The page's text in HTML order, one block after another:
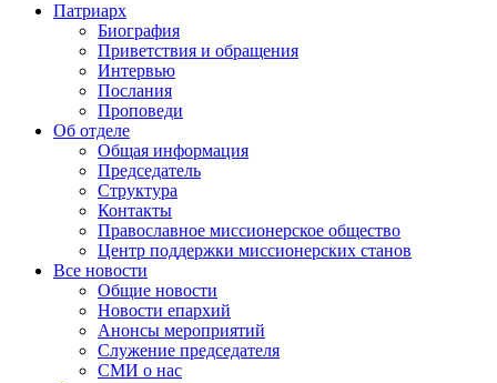
Патриарх
Биография
Приветствия и обращения
Интервью
Послания
Проповеди
Об отделе
Общая информация
Председатель
Структура
Контакты
Православное миссионерское общество
Центр поддержки миссионерских станов
Все новости
Общие новости
Новости епархий
Анонсы мероприятий
Служение председателя
СМИ о нас